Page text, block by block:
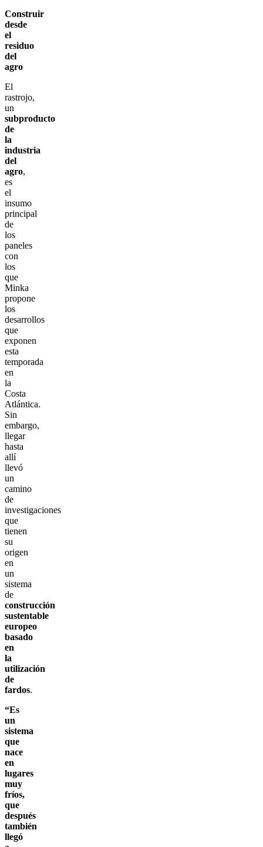
Construir
desde
el
residuo
del
agro
El
rastrojo,
un
subproducto
de
la
industria
del
agro,
es
el
insumo
principal
de
los
paneles
con
los
que
Minka
propone
los
desarrollos
que
exponen
esta
temporada
en
la
Costa
Atlántica.
Sin
embargo,
llegar
hasta
allí
llevó
un
camino
de
investigaciones
que
tienen
su
origen
en
un
sistema
de
construcción
sustentable
europeo
basado
en
la
utilización
de
fardos.
“Es
un
sistema
que
nace
en
lugares
muy
fríos,
que
después
también
llegó